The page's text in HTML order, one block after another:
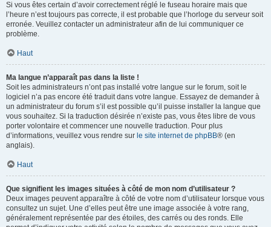
Si vous êtes certain d’avoir correctement réglé le fuseau horaire mais que
l’heure n’est toujours pas correcte, il est probable que l’horloge du serveur soit
erronée. Veuillez contacter un administrateur afin de lui communiquer ce
problème.
Haut
Ma langue n’apparaît pas dans la liste !
Soit les administrateurs n’ont pas installé votre langue sur le forum, soit le
logiciel n’a pas encore été traduit dans votre langue. Essayez de demander à
un administrateur du forum s’il est possible qu’il puisse installer la langue que
vous souhaitez. Si la traduction désirée n’existe pas, vous êtes libre de vous
porter volontaire et commencer une nouvelle traduction. Pour plus
d’informations, veuillez vous rendre sur le site internet de phpBB® (en
anglais).
Haut
Que signifient les images situées à côté de mon nom d’utilisateur ?
Deux images peuvent apparaître à côté de votre nom d’utilisateur lorsque vous
consultez un sujet. Une d’elles peut être une image associée à votre rang,
généralement représentée par des étoiles, des carrés ou des ronds. Elle